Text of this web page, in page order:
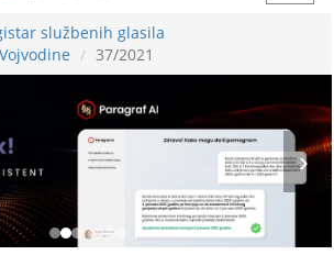
službenih glasila
37/2021